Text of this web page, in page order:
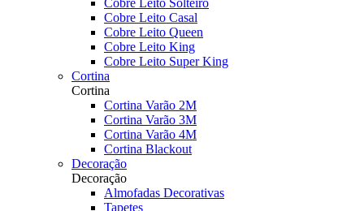
Cobre Leito Solteiro
Cobre Leito Casal
Cobre Leito Queen
Cobre Leito King
Cobre Leito Super King
Cortina
Cortina
Cortina Varão 2M
Cortina Varão 3M
Cortina Varão 4M
Cortina Blackout
Decoração
Decoração
Almofadas Decorativas
Tapetes